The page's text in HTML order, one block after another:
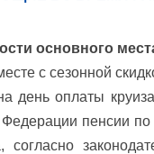
основного
с сезонной
день оплаты
пенсии
согласно